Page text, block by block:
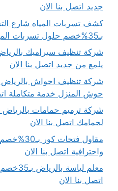
جديد اتصل بنا الان
كشف تسربات المياه شارع
بـ35%خصم حلول تسربات المياه اتصل بنا الان
يلمع من جديد اتصل بنا الان
حوش المنزل خدمة متكاملة
لحمامك اتصل بنا الان
مقاول
واحترافية اتصل بنا الان
معلم
اتصل بنا الان